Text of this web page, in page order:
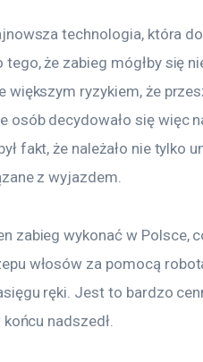
technologia, która
że zabieg mógłby się
większym ryzykiem, że
osób decydowało się więc
fakt, że należało nie tylko
z wyjazdem.
zabieg wykonać w Polsce,
włosów za pomocą
ręki. Jest to bardzo
nadszedł.